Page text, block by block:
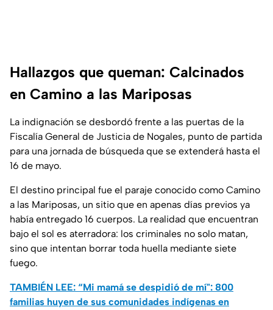
Hallazgos que queman: Calcinados
en Camino a las Mariposas
La indignación se desbordó frente a las puertas de la
Fiscalía General de Justicia de Nogales, punto de partida
para una jornada de búsqueda que se extenderá hasta el
16 de mayo.
El destino principal fue el paraje conocido como Camino
a las Mariposas, un sitio que en apenas días previos ya
había entregado 16 cuerpos. La realidad que encuentran
bajo el sol es aterradora: los criminales no solo matan,
sino que intentan borrar toda huella mediante siete
fuego.
TAMBIÉN LEE: “Mi mamá se despidió de mí": 800
familias huyen de sus comunidades indígenas en